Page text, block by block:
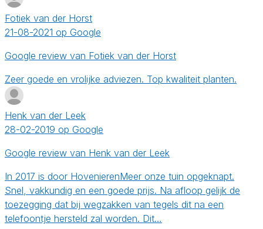
Fotiek van der Horst
21-08-2021 op Google
Google review van Fotiek van der Horst
Zeer goede en vrolijke adviezen. Top kwaliteit planten.
Henk van der Leek
28-02-2019 op Google
Google review van Henk van der Leek
In 2017 is door HovenierenMeer onze tuin opgeknapt.
Snel, vakkundig en een goede prijs. Na afloop gelijk de
toezegging dat bij wegzakken van tegels dit na een
telefoontje hersteld zal worden. Dit…